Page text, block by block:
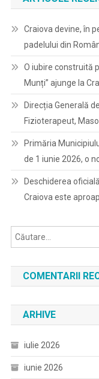
Craiova devine, în
padelului din
O iubire construită
Munți” ajunge la
Direcția Generală
Fizioterapeut,
Primăria
de 1 iunie 2026, o
Deschiderea
Craiova este
COMENTARII
ARHIVE
iulie 2026
iunie 2026